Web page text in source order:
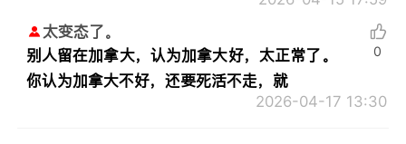
太变态了。
别人留在加拿大，认为加拿大好，太正常了。
你认为加拿大不好，还要死活不走，就
2026-04-17 13:30
0